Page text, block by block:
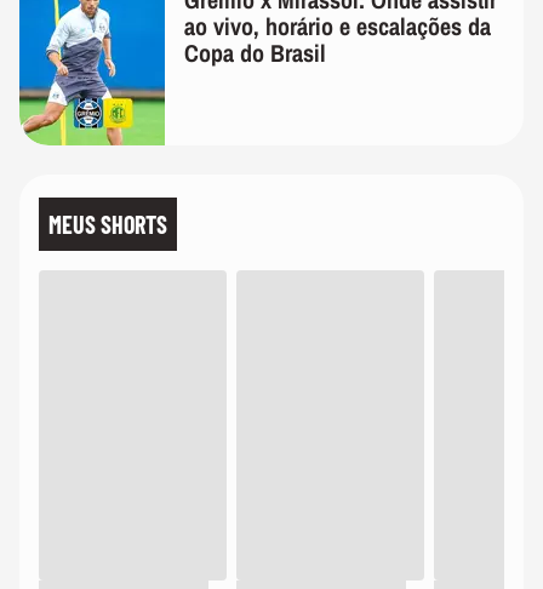
ao vivo, horário e escalações da
Copa do Brasil
MEUS SHORTS